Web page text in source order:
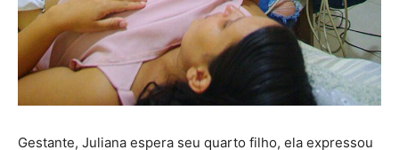
Gestante, Juliana espera seu quarto filho, ela expressou